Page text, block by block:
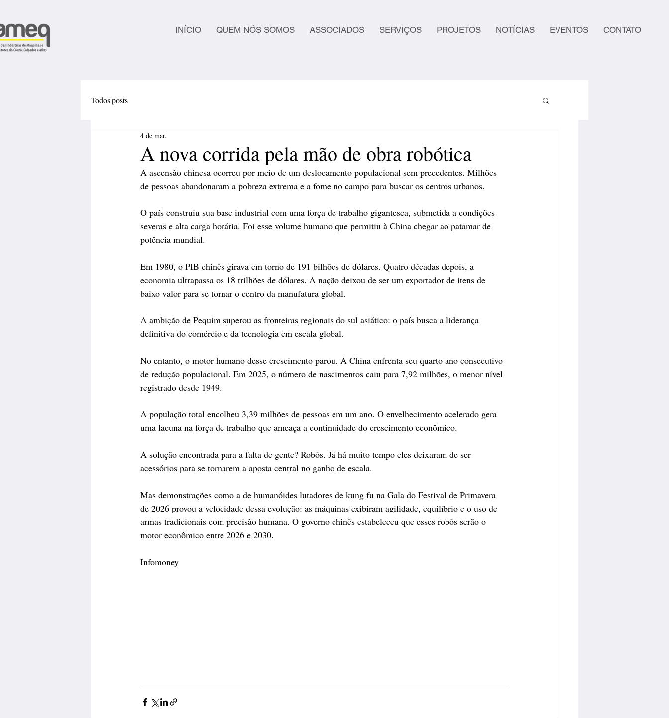
INÍCIO QUEM NÓS SOMOS ASSOCIADOS SERVIÇOS PROJETOS NOTÍCIAS EVENTOS CONTATO
Todos posts
A nova corrida pela mão de obra robótica
4 de mar.
A ascensão chinesa ocorreu por meio de um deslocamento populacional sem precedentes. Milhões
de pessoas abandonaram a pobreza extrema e a fome no campo para buscar os centros urbanos.
O país construiu sua base industrial com uma força de trabalho gigantesca, submetida a condições
severas e alta carga horária. Foi esse volume humano que permitiu à China chegar ao patamar de
potência mundial.
Em 1980, o PIB chinês girava em torno de 191 bilhões de dólares. Quatro décadas depois, a
economia ultrapassa os 18 trilhões de dólares. A nação deixou de ser um exportador de itens de
baixo valor para se tornar o centro da manufatura global.
A ambição de Pequim superou as fronteiras regionais do sul asiático: o país busca a liderança
definitiva do comércio e da tecnologia em escala global.
No entanto, o motor humano desse crescimento parou. A China enfrenta seu quarto ano consecutivo
de redução populacional. Em 2025, o número de nascimentos caiu para 7,92 milhões, o menor nível
registrado desde 1949.
A população total encolheu 3,39 milhões de pessoas em um ano. O envelhecimento acelerado gera
uma lacuna na força de trabalho que ameaça a continuidade do crescimento econômico.
A solução encontrada para a falta de gente? Robôs. Já há muito tempo eles deixaram de ser
acessórios para se tornarem a aposta central no ganho de escala.
Mas demonstrações como a de humanóides lutadores de kung fu na Gala do Festival de Primavera
de 2026 provou a velocidade dessa evolução: as máquinas exibiram agilidade, equilíbrio e o uso de
armas tradicionais com precisão humana. O governo chinês estabeleceu que esses robôs serão o
motor econômico entre 2026 e 2030.
Infomoney